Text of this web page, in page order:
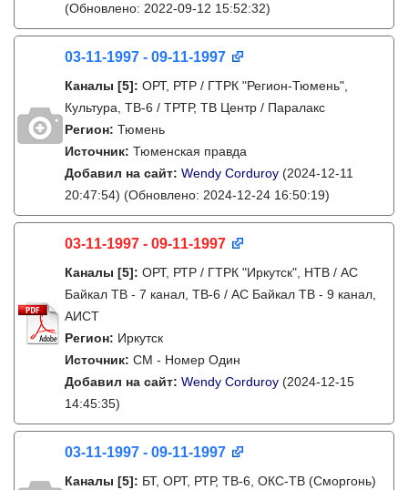
(Обновлено: 2022-09-12 15:52:32)
03-11-1997 - 09-11-1997
Каналы [5]: ОРТ, РТР / ГТРК "Регион-Тюмень",
Культура, ТВ-6 / ТРТР, ТВ Центр / Паралакс
Регион: Тюмень
Источник: Тюменская правда
Добавил на сайт: Wendy Corduroy (2024-12-11
20:47:54) (Обновлено: 2024-12-24 16:50:19)
03-11-1997 - 09-11-1997
Каналы [5]: ОРТ, РТР / ГТРК "Иркутск", НТВ / АС
Байкал ТВ - 7 канал, ТВ-6 / АС Байкал ТВ - 9 канал,
АИСТ
Регион: Иркутск
Источник: СМ - Номер Один
Добавил на сайт: Wendy Corduroy (2024-12-15
14:45:35)
03-11-1997 - 09-11-1997
Каналы [5]: БТ, ОРТ, РТР, ТВ-6, ОКС-ТВ (Сморгонь)